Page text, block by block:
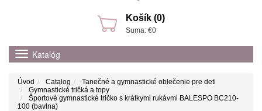
Košík (0)
Suma: €0
Katalóg
Úvod Catalog
Tanečné a gymnastické oblečenie pre deti
Gymnastické tričká a topy
Športové gymnastické tričko s krátkymi rukávmi BALESPO BC210-
100 (bavlna)